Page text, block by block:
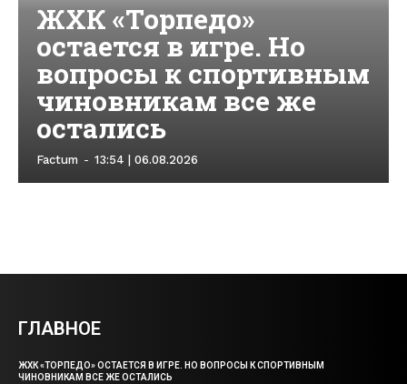
ЖХК «Торпедо»
остается в игре. Но
вопросы к спортивным
чиновникам все же
остались
Factum - 13:54 | 06.08.2026
ГЛАВНОЕ
ЖХК «ТОРПЕДО» ОСТАЕТСЯ В ИГРЕ. НО ВОПРОСЫ К СПОРТИВНЫМ
ЧИНОВНИКАМ ВСЕ ЖЕ ОСТАЛИСЬ